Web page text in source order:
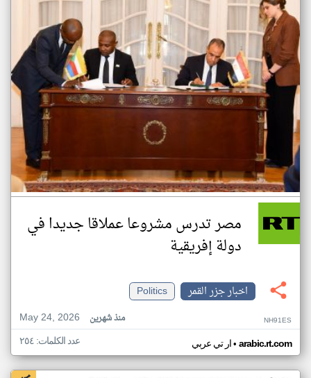
مصر تدرس مشروعا عملاقا جديدا في
دولة إفريقية
اخبار جزر القمر
Politics
May 24, 2026
منذ شهرين NH91ES
ار تي عربي• arabic.rt.com عدد الكلمات: ٢٥٤